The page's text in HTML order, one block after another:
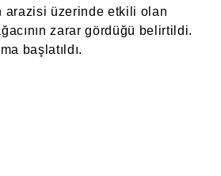
arazisi üzerinde etkili olan
zarar gördüğü belirtildi.
başlatıldı.